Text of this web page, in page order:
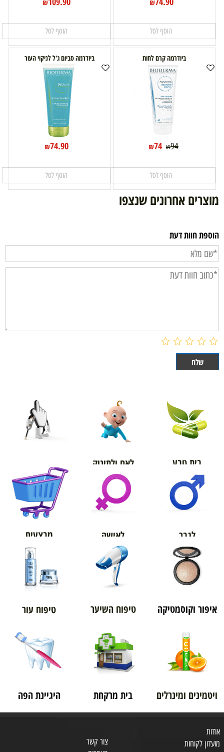
₪
הוסף לסל
₪
הוסף לסל
ביודרמה קרם לחות
₪94
₪74
הוסף לסל
ביודרמה סביום ג'ל לניקוי העור
₪74.90
הוסף לסל
מוצרים אחרונים שנצפו
הוספת חוות דעת
בית טבע לאם ולתינוק
אורטופדיה
לגבר לאישה מבצעים
איפור וקוסמטיקה טיפוח השיער טיפוח עור
ויטמינים ומינרלים בית מרקחת היגיינת הפה
אודות
מועדון לקוחות
צור קשר